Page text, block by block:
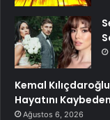
Kemal
Hayatını
Ağustos 6, 2026